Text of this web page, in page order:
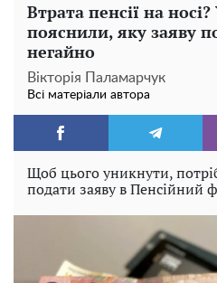
Втрата пенсії на
пояснили, яку заяву
негайно
Вікторія Паламарчук
Всі матеріали автора
Щоб цього уникнути,
подати заяву в Пенсійний